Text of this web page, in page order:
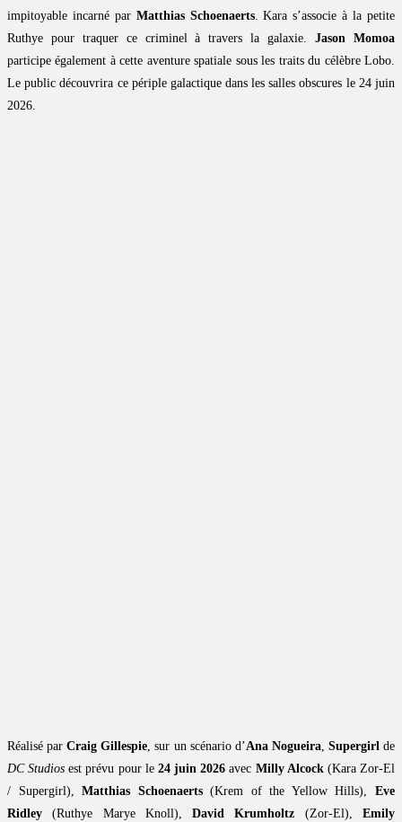
impitoyable incarné par Matthias Schoenaerts. Kara s’associe à la petite
Ruthye pour traquer ce criminel à travers la galaxie.Jason Momoa
participe également à cette aventure spatiale sous les traits du célèbre Lobo.
Le public découvrira ce périple galactique dans les salles obscures le 24 juin
2026.
Réalisé parCraig Gillespie, sur un scénario d’Ana Nogueira, Supergirlde
DC Studios est prévu pour le 24 juin 2026 avec Milly Alcock(Kara Zor-El
/ Supergirl),Matthias Schoenaerts(Krem of the Yellow Hills),Eve
Ridley (Ruthye Marye Knoll),David Krumholtz (Zor-El),Emily